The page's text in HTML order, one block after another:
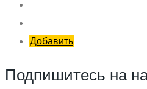
Добавить
Подпишитесь на